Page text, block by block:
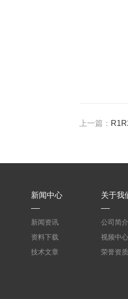
上一篇：
新闻中心
新闻资讯
资料下载
技术文章
关于我
公司简介
视频中心
荣誉资质